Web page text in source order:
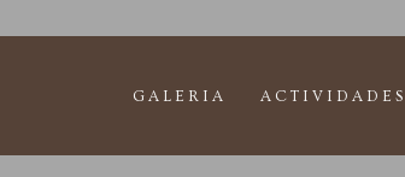
GALERIA ACTIVIDADES